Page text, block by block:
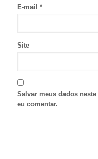
E-mail *
Site
Salvar meus dados
eu comentar.